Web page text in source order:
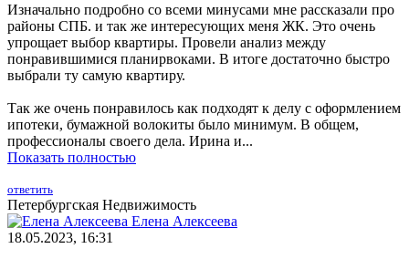
Изначально подробно со всеми минусами мне рассказали про
районы СПБ. и так же интересующих меня ЖК. Это очень
упрощает выбор квартиры. Провели анализ между
понравившимися планирвоками. В итоге достаточно быстро
выбрали ту самую квартиру.
Так же очень понравилось как подходят к делу с оформлением
ипотеки, бумажной волокиты было минимум. В общем,
профессионалы своего дела. Ирина и...
Показать полностью
ответить
Петербургская Недвижимость
Елена Алексеева
18.05.2023, 16:31